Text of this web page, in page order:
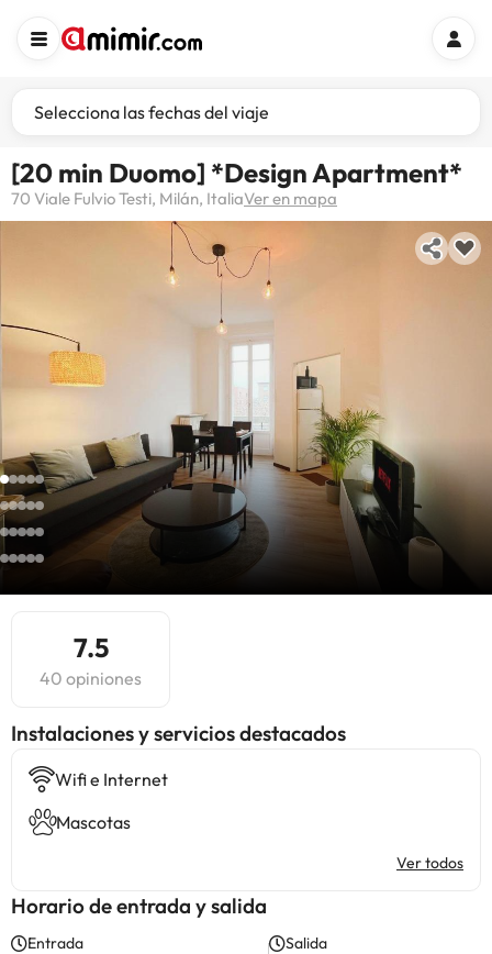
Selecciona las fechas del viaje
[20 min Duomo] *Design Apartment*
70 Viale Fulvio Testi, Milán, ItaliaVer en mapa
7.5
40 opiniones
Instalaciones y servicios destacados
Wifi e Internet
Mascotas
Ver todos
Horario de entrada y salida
Entrada Salida